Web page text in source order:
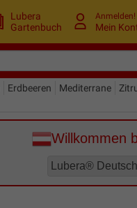
Lubera
Gartenbuch
Anmelden!
Mein
Erdbeeren Mediterrane
Willkommen